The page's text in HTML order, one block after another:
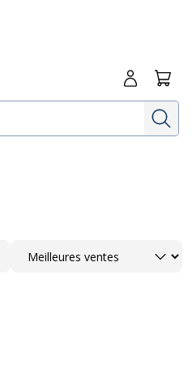
Me
Trier